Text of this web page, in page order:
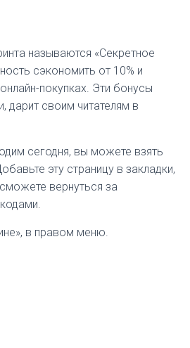
называются «Секретное
сэкономить от 10% и
покупках. Эти бонусы
дарит своим читателям в
сегодня, вы можете взять
эту страницу в закладки,
вернуться за
в правом меню.